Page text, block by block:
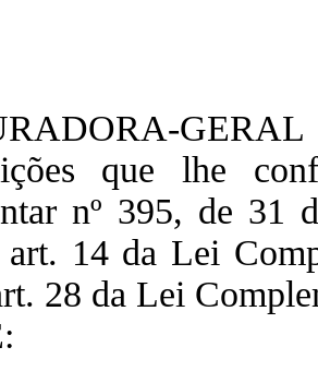
que lhe
nº 395, de 31
14 da Lei
28 da Lei